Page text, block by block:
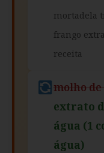
mortadela
frango
receita
molho
extrato
água (1
água)